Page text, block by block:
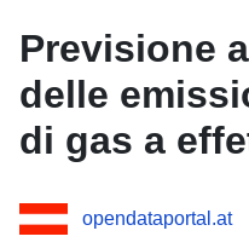
Previsione
delle
di gas a
2021
opendataportal.at